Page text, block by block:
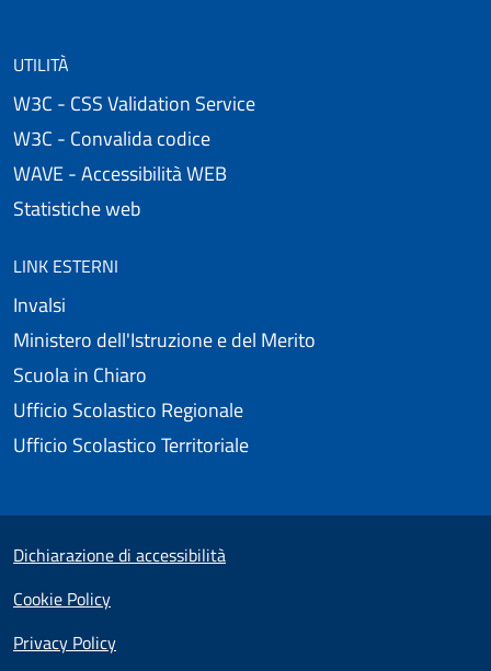
UTILITÀ
W3C - CSS Validation Service
W3C - Convalida codice
WAVE - Accessibilità WEB
Statistiche web
LINK ESTERNI
Invalsi
Ministero dell'Istruzione e del Merito
Scuola in Chiaro
Ufficio Scolastico Regionale
Ufficio Scolastico Territoriale
Small prints
Useful links section
Dichiarazione di accessibilità
Cookie Policy
Privacy Policy